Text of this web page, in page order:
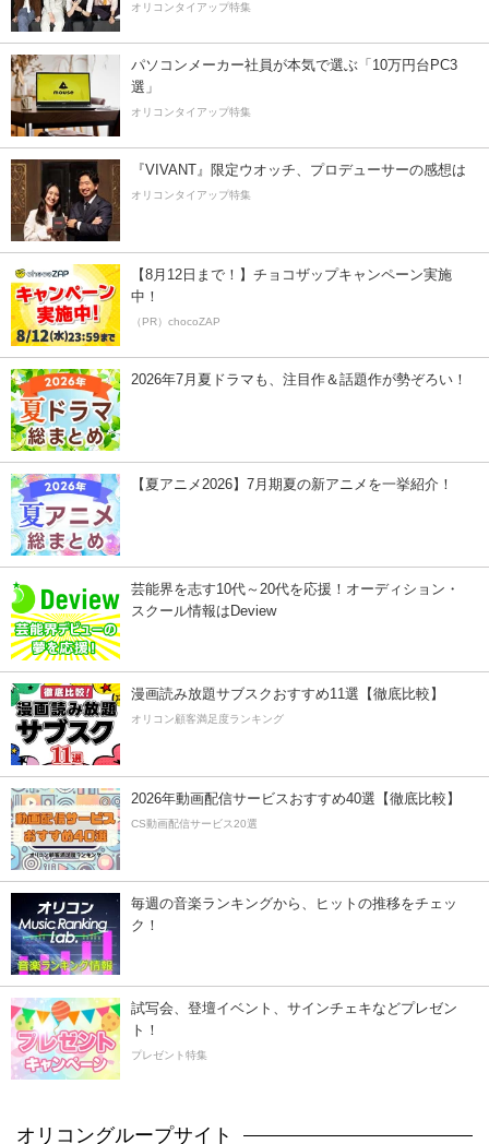
オリコンタイアップ特集
パソコンメーカー社員が本気で選ぶ「10万円台PC3
選」
オリコンタイアップ特集
『VIVANT』限定ウオッチ、プロデューサーの感想は
オリコンタイアップ特集
【8月12日まで！】チョコザップキャンペーン実施
中！
（PR）chocoZAP
2026年7月夏ドラマも、注目作＆話題作が勢ぞろい！
【夏アニメ2026】7月期夏の新アニメを一挙紹介！
芸能界を志す10代～20代を応援！オーディション・
スクール情報はDeview
漫画読み放題サブスクおすすめ11選【徹底比較】
オリコン顧客満足度ランキング
2026年動画配信サービスおすすめ40選【徹底比較】
CS動画配信サービス20選
毎週の音楽ランキングから、ヒットの推移をチェッ
ク！
試写会、登壇イベント、サインチェキなどプレゼン
ト！
プレゼント特集
オリコングループサイト